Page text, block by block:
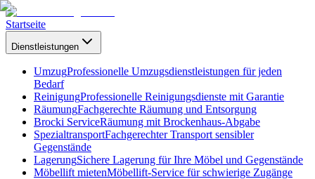
Startseite
Dienstleistungen
UmzugProfessionelle Umzugsdienstleistungen für jeden
Bedarf
ReinigungProfessionelle Reinigungsdienste mit Garantie
RäumungFachgerechte Räumung und Entsorgung
Brocki ServiceRäumung mit Brockenhaus-Abgabe
SpezialtransportFachgerechter Transport sensibler
Gegenstände
LagerungSichere Lagerung für Ihre Möbel und Gegenstände
Möbellift mietenMöbellift-Service für schwierige Zugänge